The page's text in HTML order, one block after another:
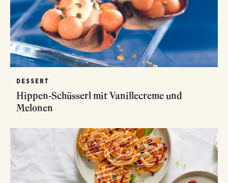
DESSERT
Hippen-Schüsserl mit Vanillecreme und
Melonen